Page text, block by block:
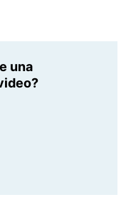
una